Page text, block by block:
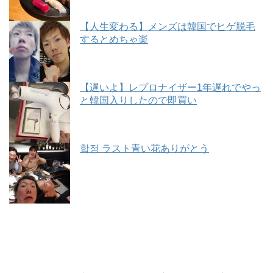
【人生変わる】メンズは韓国でヒゲ脱毛
するとめちゃ楽
【遅いよ】レプロナイザー1年遅れでやっ
と韓国入りしたので即買い
합정 ラスト青い花ありがとう